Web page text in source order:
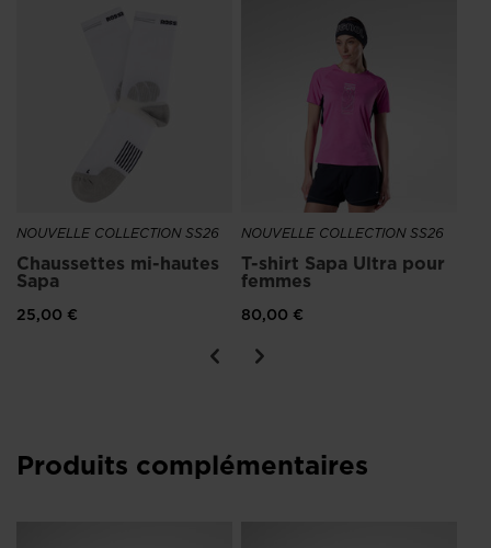
NOUVELLE COLLECTION SS26
Chaussettes mi-hautes
Sapa
25,00 €
NOUVELLE COLLECTION SS26
T-shirt Sapa Ultra pour
femmes
80,00 €
Produits complémentaires